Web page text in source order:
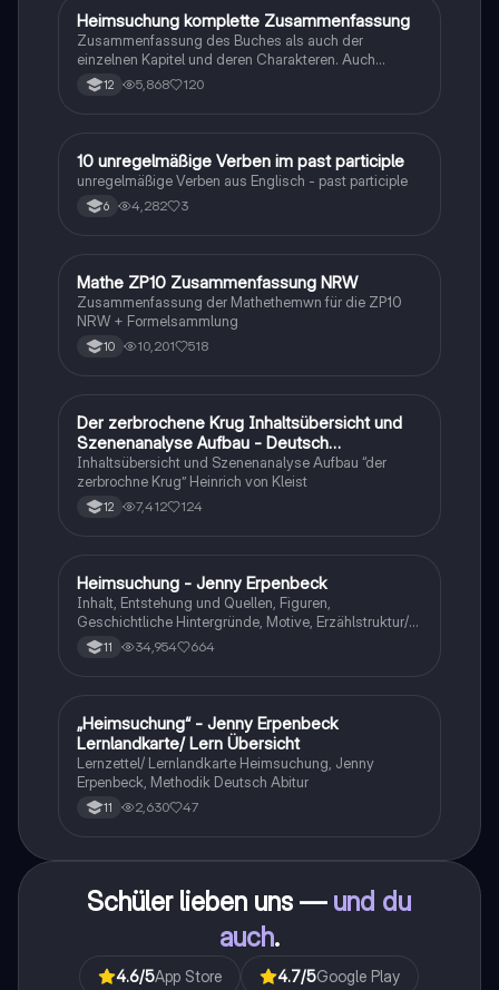
Deutsch
Heimsuchung komplette Zusammenfassung
Zusammenfassung des Buches als auch der
einzelnen Kapitel und deren Charakteren. Auch
tabellarisch. Im Unterricht ohne KI erstellt
12 5,868 120
1 Englisch
10 unregelmäßige Verben im past participle
unregelmäßige Verben aus Englisch - past participle
6 4,282 3
Mathe
Mathe ZP10 Zusammenfassung NRW
Zusammenfassung der Mathethemwn für die ZP10
NRW + Formelsammlung
10 10,201 518
Deutsch
Der zerbrochene Krug Inhaltsübersicht und
Szenenanalyse Aufbau - Deutsch
Q1/Q2/Abitur
Inhaltsübersicht und Szenenanalyse Aufbau “der
zerbrochne Krug” Heinrich von Kleist
12 7,412 124
Deutsch
Heimsuchung - Jenny Erpenbeck
Inhalt, Entstehung und Quellen, Figuren,
Geschichtliche Hintergründe, Motive, Erzählstruktur/-
stil 11 34,954 664
Deutsch
„Heimsuchung“ - Jenny Erpenbeck
Lernlandkarte/ Lern Übersicht
Lernzettel/ Lernlandkarte Heimsuchung, Jenny
Erpenbeck, Methodik Deutsch Abitur
11 2,630 47
Schüler lieben uns — und du
auch.
4.6/5App Store 4.7/5Google Play